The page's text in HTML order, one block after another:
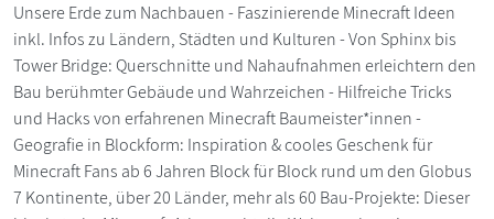
Unsere Erde zum Nachbauen - Faszinierende Minecraft Ideen
inkl. Infos zu Ländern, Städten und Kulturen - Von Sphinx bis
Tower Bridge: Querschnitte und Nahaufnahmen erleichtern den
Bau berühmter Gebäude und Wahrzeichen - Hilfreiche Tricks
und Hacks von erfahrenen Minecraft Baumeister*innen -
Geografie in Blockform: Inspiration & cooles Geschenk für
Minecraft Fans ab 6 Jahren Block für Block rund um den Globus
7 Kontinente, über 20 Länder, mehr als 60 Bau-Projekte: Dieser